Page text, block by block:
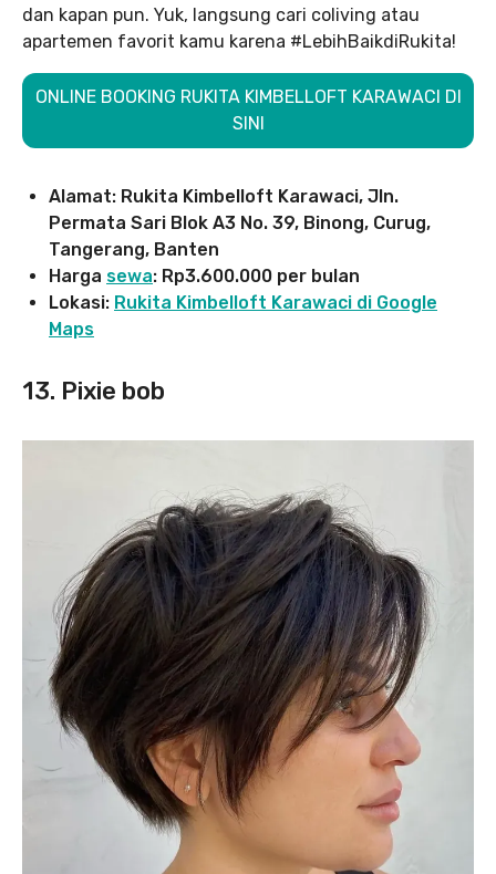
dan kapan pun. Yuk, langsung cari coliving atau
apartemen favorit kamu karena #LebihBaikdiRukita!
ONLINE BOOKING RUKITA KIMBELLOFT KARAWACI DI
SINI
Alamat: Rukita Kimbelloft Karawaci, Jln.
Permata Sari Blok A3 No. 39, Binong, Curug,
Tangerang, Banten
Harga sewa: Rp3.600.000 per bulan
Lokasi: Rukita Kimbelloft Karawaci di Google
Maps
13. Pixie bob